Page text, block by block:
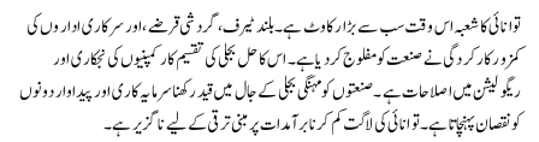
توانائی کا شعبہ اس وقت سب سے بڑا رکاوٹ ہے۔ بلند ٹیرف، گردشی قرضے، اور سرکاری اداروں کی
کمزور کارکردگی نے صنعت کو مفلوج کر دیا ہے۔ اس کا حل بجلی کی تقسیم کار کمپنیوں کی نجکاری اور
ریگولیشن میں اصلاحات ہے۔ صنعتوں کو مہنگی بجلی کے جال میں قید رکھنا سرمایہ کاری اور پیداوار دونوں
کو نقصان پہنچاتا ہے۔ توانائی کی لاگت کم کرنا برآمدات پر مبنی ترقی کے لیے ناگزیر ہے۔